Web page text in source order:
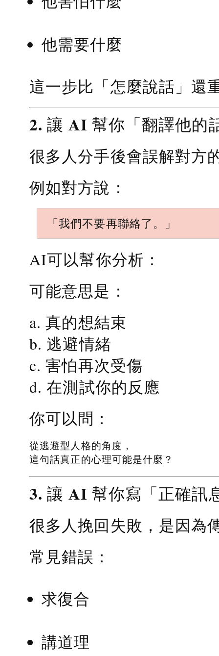
他需要什麼
這一步比「怎麼說話」還
2. 讓 AI 幫你「翻譯他的
很多人分手後會誤解對方
例如對方說：
「我們不要再聯絡了。」
AI可以幫你分析：
可能意思是：
a. 真的想結束
b. 逃避情緒
c. 害怕再次受傷
d. 在測試你的反應
你可以問：
從逃避型人格的角度，
這句話真正的心理可能是什麼？
3. 讓 AI 幫你寫「正確訊
很多人挽回失敗，是因為
常見錯誤：
求復合
講道理